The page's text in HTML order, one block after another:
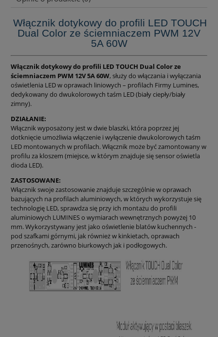
Włącznik dotykowy do profili LED TOUCH
Dual Color ze ściemniaczem PWM 12V
5A 60W
Włącznik dotykowy do profili LED TOUCH Dual Color ze
ściemniaczem PWM 12V 5A 60W, służy do włączania i wyłączania
oświetlenia LED w oprawach liniowych – profilach Firmy Lumines,
dedykowany do dwukolorowych taśm LED (biały ciepły/biały
zimny).
DZIAŁANIE:
Włącznik wyposażony jest w dwie blaszki, która poprzez jej
dotknięcie umożliwia włączenie i wyłączenie dwukolorowych taśm
LED montowanych w profilach. Włącznik może być zamontowany w
profilu za kloszem (miejsce, w którym znajduje się sensor oświetla
dioda LED).
ZASTOSOWANE:
Włącznik swoje zastosowanie znajduje szczególnie w oprawach
bazujących na profilach aluminiowych, w których wykorzystuje się
technologię LED, sprawdza się przy ich montażu do profili
aluminiowych LUMINES o wymiarach wewnętrznych powyżej 10
mm. Wykorzystywany jest jako oświetlenie blatów kuchennych -
pod szafkami górnymi, jak również w kinkietach, oprawach
przenośnych, zarówno biurkowych jak i podłogowych.